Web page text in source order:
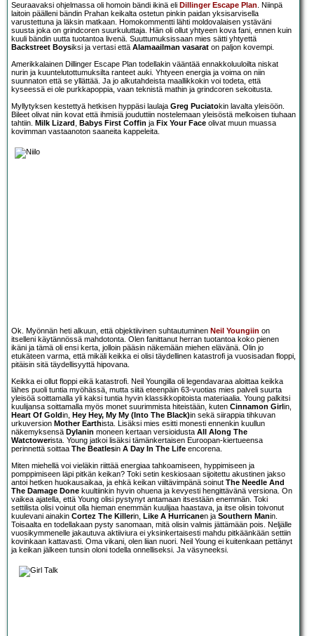
Seuraavaksi ohjelmassa oli homoin bändi ikinä eli Dillinger Escape Plan. Niinpä
laitoin päälleni bändin Prahan keikalta ostetun pinkin paidan yksisarvisella
varustettuna ja läksin matkaan. Homokommentti lähti moldovalaisen ystäväni
suusta joka on grindcoren suurkuluttaja. Hän oli ollut yhtyeen kova fani, ennen kuin
kuuli bändin uutta tuotantoa livenä. Suuttumuksissaan mies sätti yhtyettä
Backstreet Boysiksi ja vertasi että Alamaailman vasarat on paljon kovempi.
Amerikkalainen Dillinger Escape Plan todellakin vääntää ennakkoluuloilta niskat
nurin ja kuuntelutottumuksilta ranteet auki. Yhtyeen energia ja voima on niin
suunnaton että se yllättää. Ja jo alkutahdeista maallikkokin voi todeta, että
kyseessä ei ole purkkapoppia, vaan teknistä mathin ja grindcoren sekoitusta.
Myllytyksen kestettyä hetkisen hyppäsi laulaja Greg Puciatokin lavalta yleisöön.
Bileet olivat niin kovat että ihmisiä jouduttiin nostelemaan yleisöstä melkoisen tiuhaan
tahtiin. Milk Lizard , Babys First Coffin ja Fix Your Face olivat muun muassa
kovimman vastaanoton saaneita kappeleita.
Ok. Myönnän heti alkuun, että objektiivinen suhtautuminen Neil Youngiin on
itselleni käytännössä mahdotonta. Olen fanittanut herran tuotantoa koko pienen
ikäni ja tämä oli ensi kerta, jolloin pääsin näkemään miehen elävänä. Olin jo
etukäteen varma, että mikäli keikka ei olisi täydellinen katastrofi ja vuosisadan floppi,
pitäisin sitä täydellisyyttä hipovana.
Keikka ei ollut floppi eikä katastrofi. Neil Youngilla oli legendavaraa aloittaa keikka
lähes puoli tuntia myöhässä, mutta siitä eteenpäin 63-vuotias mies palveli suurta
yleisöä soittamalla yli kaksi tuntia hyvin klassikkopitoista materiaalia. Young palkitsi
kuulijansa soittamalla myös monet suurimmista hiteistään, kuten Cinnamon Girl in,
Heart Of Goldin, Hey Hey, My My (Into The Black)in sekä siirappia tihkuvan
urkuversion Mother Earthista. Lisäksi mies esitti monesti ennenkin kuullun
näkemyksensä Dylanin moneen kertaan versioidusta All Along The
Watctowerista. Young jatkoi lisäksi tämänkertaisen Euroopan-kiertueensa
perinnettä soittaa The Beatlesin A Day In The Life encorena.
Miten miehellä voi vieläkin riittää energiaa tahkoamiseen, hyppimiseen ja
pomppimiseen läpi pitkän keikan? Toki setin keskiosaan sijoitettu akustinen jakso
antoi hetken huokausaikaa, ja ehkä keikan viiltävimpänä soinut The Needle And
The Damage Done kuultiinkin hyvin ohuena ja kevyesti hengittävänä versiona. On
vaikea ajatella, että Young olisi pystynyt antamaan itsestään enemmän. Toki
settilista olisi voinut olla hieman enemmän kuulijaa haastava, ja itse olisin toivonut
kuulevani ainakin Cortez The Killerin, Like A Hurricanen ja Southern Manin.
Toisaalta en todellakaan pysty sanomaan, mitä olisin valmis jättämään pois. Neljälle
vuosikymmenelle jakautuva aktiiviura ei yksinkertaisesti mahdu pitkäänkään settiin
kovinkaan kattavasti. Oma vikani, olen liian nuori. Neil Young ei kuitenkaan pettänyt
ja keikan jälkeen tunsin oloni todella onnelliseksi. Ja väsyneeksi.